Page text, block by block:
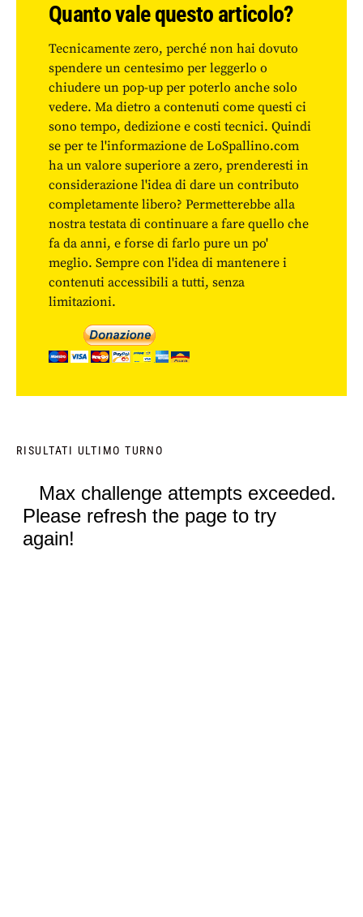
Quanto vale questo articolo?
Tecnicamente zero, perché non hai dovuto
spendere un centesimo per leggerlo o
chiudere un pop-up per poterlo anche solo
vedere. Ma dietro a contenuti come questi ci
sono tempo, dedizione e costi tecnici. Quindi
se per te l'informazione de LoSpallino.com
ha un valore superiore a zero, prenderesti in
considerazione l'idea di dare un contributo
completamente libero? Permetterebbe alla
nostra testata di continuare a fare quello che
fa da anni, e forse di farlo pure un po'
meglio. Sempre con l'idea di mantenere i
contenuti accessibili a tutti, senza
limitazioni.
RISULTATI ULTIMO TURNO